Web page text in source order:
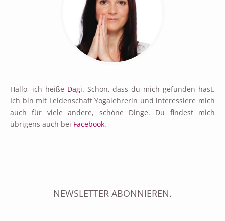
Hallo, ich heiße Dagi. Schön, dass du mich gefunden hast.
Ich bin mit Leidenschaft Yogalehrerin und interessiere mich
auch für viele andere, schöne Dinge. Du findest mich
übrigens auch bei Facebook.
NEWSLETTER ABONNIEREN.